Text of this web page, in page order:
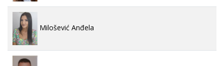
Milošević Anđela